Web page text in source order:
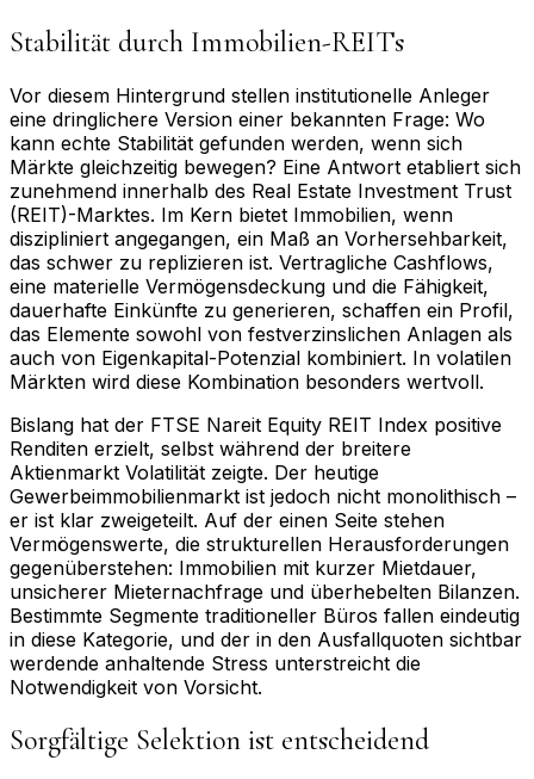
Stabilität durch Immobilien-REITs
Vor diesem Hintergrund stellen institutionelle Anleger
eine dringlichere Version einer bekannten Frage: Wo
kann echte Stabilität gefunden werden, wenn sich
Märkte gleichzeitig bewegen? Eine Antwort etabliert sich
zunehmend innerhalb des Real Estate Investment Trust
(REIT)-Marktes. Im Kern bietet Immobilien, wenn
diszipliniert angegangen, ein Maß an Vorhersehbarkeit,
das schwer zu replizieren ist. Vertragliche Cashflows,
eine materielle Vermögensdeckung und die Fähigkeit,
dauerhafte Einkünfte zu generieren, schaffen ein Profil,
das Elemente sowohl von festverzinslichen Anlagen als
auch von Eigenkapital-Potenzial kombiniert. In volatilen
Märkten wird diese Kombination besonders wertvoll.
Bislang hat der FTSE Nareit Equity REIT Index positive
Renditen erzielt, selbst während der breitere
Aktienmarkt Volatilität zeigte. Der heutige
Gewerbeimmobilienmarkt ist jedoch nicht monolithisch –
er ist klar zweigeteilt. Auf der einen Seite stehen
Vermögenswerte, die strukturellen Herausforderungen
gegenüberstehen: Immobilien mit kurzer Mietdauer,
unsicherer Mieternachfrage und überhebelten Bilanzen.
Bestimmte Segmente traditioneller Büros fallen eindeutig
in diese Kategorie, und der in den Ausfallquoten sichtbar
werdende anhaltende Stress unterstreicht die
Notwendigkeit von Vorsicht.
Sorgfältige Selektion ist entscheidend